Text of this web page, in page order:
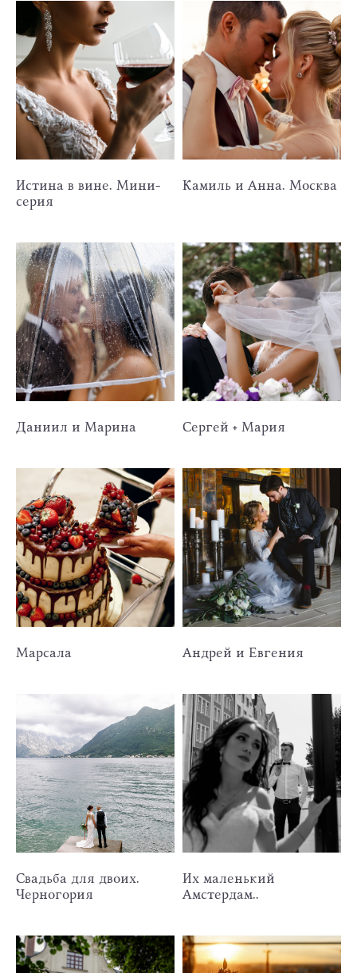
Истина в вине. Мини-
серия
Камиль и Анна. Москва
Даниил и Марина Сергей + Мария
Марсала Андрей и Евгения
Свадьба для двоих.
Черногория
Их маленький
Амстердам..